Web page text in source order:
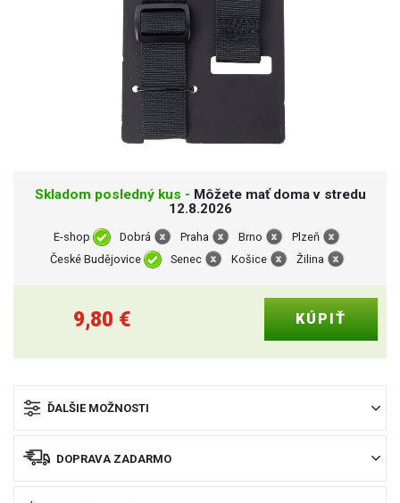
Skladom posledný kus - Môžete mať doma v stredu
12.8.2026
E-shop Dobrá Praha Brno
Plzeň
České Budějovice
Senec Košice Žilina
9,80 €
ĎALŠIE MOŽNOSTI
DOPRAVA ZADARMO